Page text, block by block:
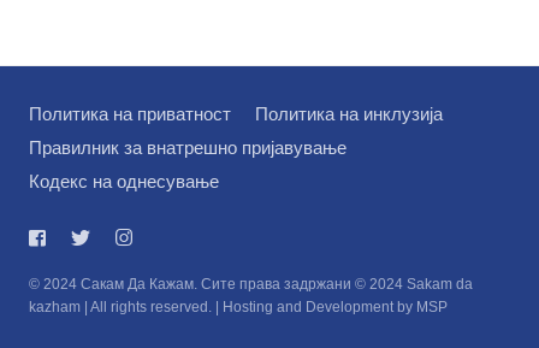
Политика на приватност
Политика на инклузија
Правилник за внатрешно пријавување
Кодекс на однесување
© 2024 Сакам Да Кажам. Сите права задржани © 2024 Sakam da
kazham | All rights reserved. | Hosting and Development by MSP